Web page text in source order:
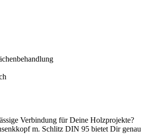
Verbindung für Deine Holzprojekte?
m. Schlitz DIN 95 bietet Dir genau